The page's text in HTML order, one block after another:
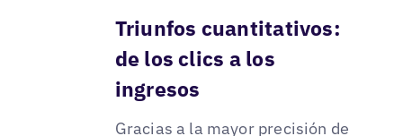
Triunfos cuantitativos:
de los clics a los
ingresos
Gracias a la mayor precisión de